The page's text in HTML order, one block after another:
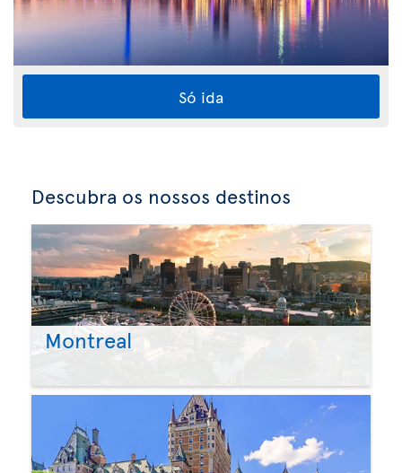
Só ida
Descubra os nossos destinos
Montreal